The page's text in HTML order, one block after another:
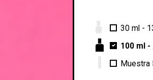
30 ml -
100 ml -
Muestra